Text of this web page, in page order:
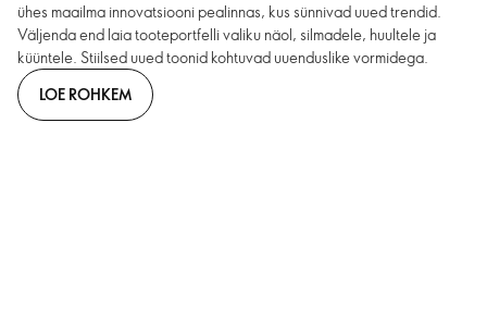
ühes maailma innovatsiooni pealinnas, kus sünnivad uued trendid.
Väljenda end laia tooteportfelli valiku näol, silmadele, huultele ja
küüntele. Stiilsed uued toonid kohtuvad uuenduslike vormidega.
LOE ROHKEM